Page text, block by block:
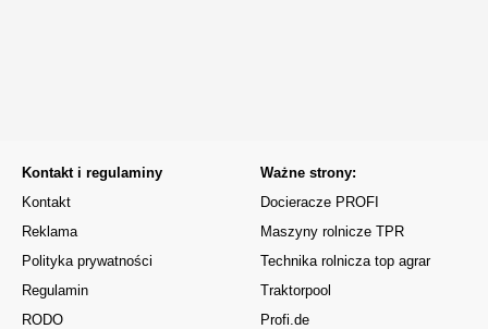
Kontakt i regulaminy
Kontakt
Reklama
Polityka prywatności
Regulamin
RODO
Ważne strony:
Docieracze PROFI
Maszyny rolnicze TPR
Technika rolnicza top agrar
Traktorpool
Profi.de